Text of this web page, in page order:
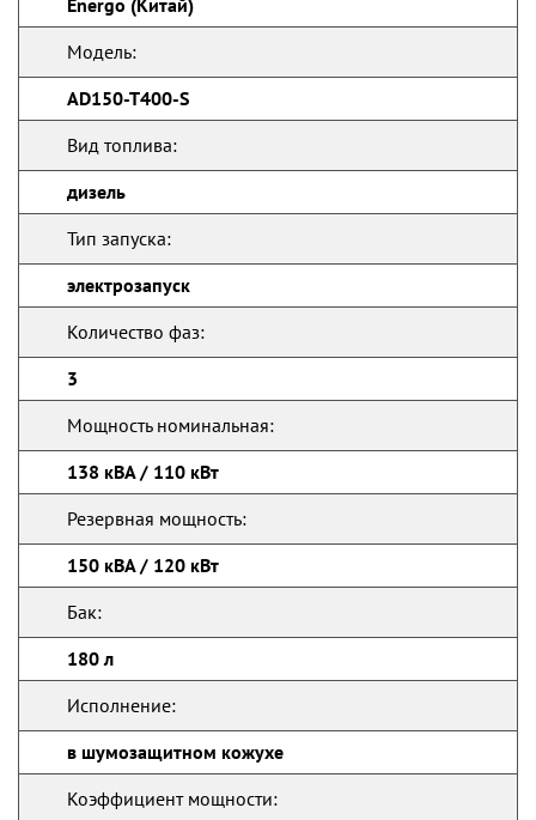
Energo (Китай)
Модель:
AD150-T400-S
Вид топлива:
дизель
Тип запуска:
электрозапуск
Количество фаз:
3
Мощность номинальная:
138 кВА / 110 кВт
Резервная мощность:
150 кВА / 120 кВт
Бак:
180 л
Исполнение:
в шумозащитном кожухе
Коэффициент мощности: